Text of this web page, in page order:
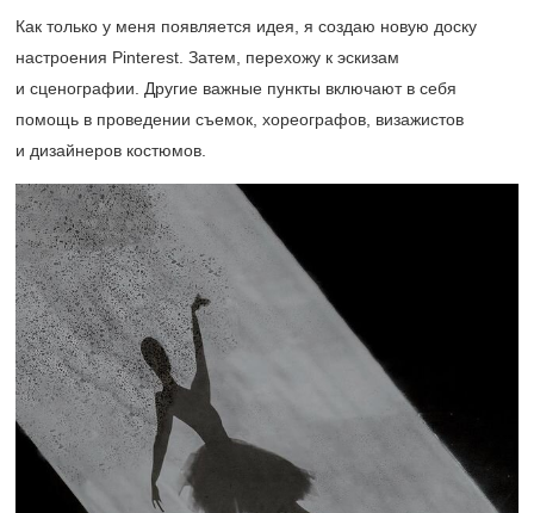
Как только у меня появляется идея, я создаю новую доску
настроения Pinterest. Затем, перехожу к эскизам
и сценографии. Другие важные пункты включают в себя
помощь в проведении съемок, хореографов, визажистов
и дизайнеров костюмов.